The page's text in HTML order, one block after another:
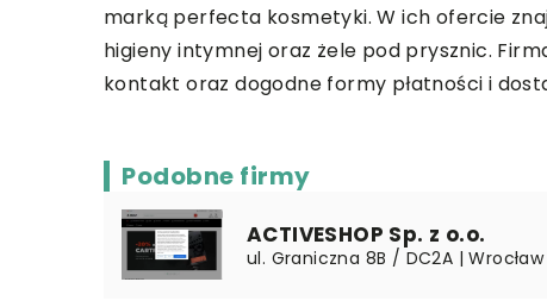
marką perfecta kosmetyki. W ich ofercie
higieny intymnej oraz żele pod prysznic.
kontakt oraz dogodne formy płatności i
Podobne firmy
ACTIVESHOP Sp. z o.o.
ul. Graniczna 8B / DC2A |